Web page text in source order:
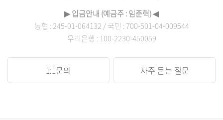
▶ 입금안내 (예금주 : 임준혁) ◀
농협 : 245-01-064132 / 국민 : 700-501-04-009544
우리은행 : 100-2230-450059
1:1문의 자주 묻는 질문